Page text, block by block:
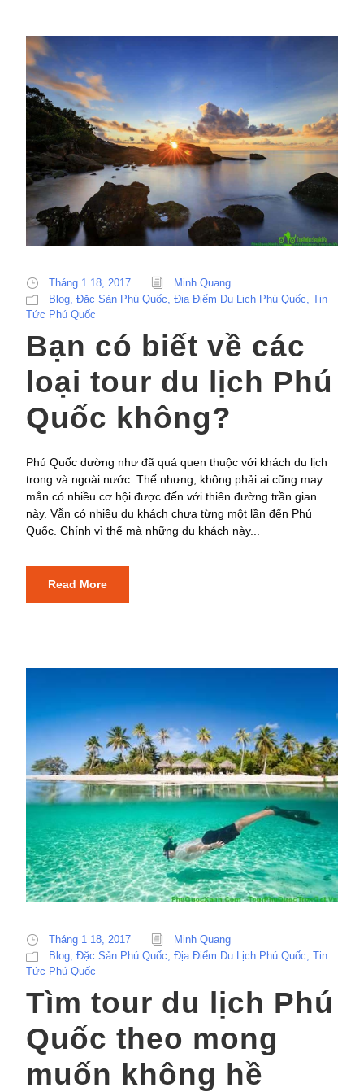
Tháng 1 18, 2017
Minh Quang
Blog Đặc Sản Phú Quốc Địa Điểm Du Lịch Phú Quốc Tin
Tức Phú Quốc
Bạn có biết về các
loại tour du lịch Phú
Quốc không?
Phú Quốc dường như đã quá quen thuộc với khách du lịch
trong và ngoài nước. Thế nhưng, không phải ai cũng may
mắn có nhiều cơ hội được đến với thiên đường trần gian
này. Vẫn có nhiều du khách chưa từng một lần đến Phú
Quốc. Chính vì thế mà những du khách này...
Read More
Tháng 1 18, 2017
Minh Quang
Blog Đặc Sản Phú Quốc Địa Điểm Du Lịch Phú Quốc Tin
Tức Phú Quốc
Tìm tour du lịch Phú
Quốc theo mong
muốn không hề